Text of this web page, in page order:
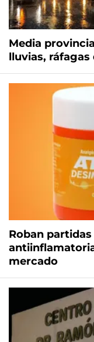
Media
lluvias,
Roban
mercado